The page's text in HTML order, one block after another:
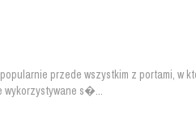
przede wszystkim z portami, w
wykorzystywane s�...